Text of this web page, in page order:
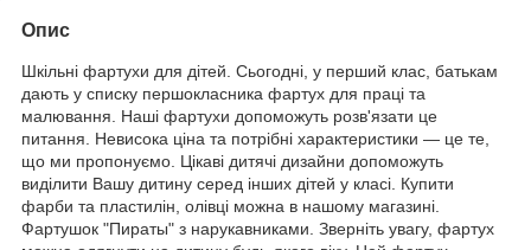
Опис
Шкільні фартухи для дітей. Сьогодні, у перший клас, батькам
дають у списку першокласника фартух для праці та
малювання. Наші фартухи допоможуть розв'язати це
питання. Невисока ціна та потрібні характеристики — це те,
що ми пропонуємо. Цікаві дитячі дизайни допоможуть
виділити Вашу дитину серед інших дітей у класі. Купити
фарби та пластилін, олівці можна в нашому магазині.
Фартушок "Пираты" з нарукавниками. Зверніть увагу, фартух